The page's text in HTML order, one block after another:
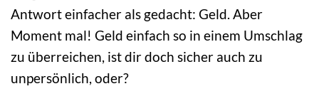
Antwort einfacher als gedacht: Geld. Aber
Moment mal! Geld einfach so in einem Umschlag
zu überreichen, ist dir doch sicher auch zu
unpersönlich, oder?